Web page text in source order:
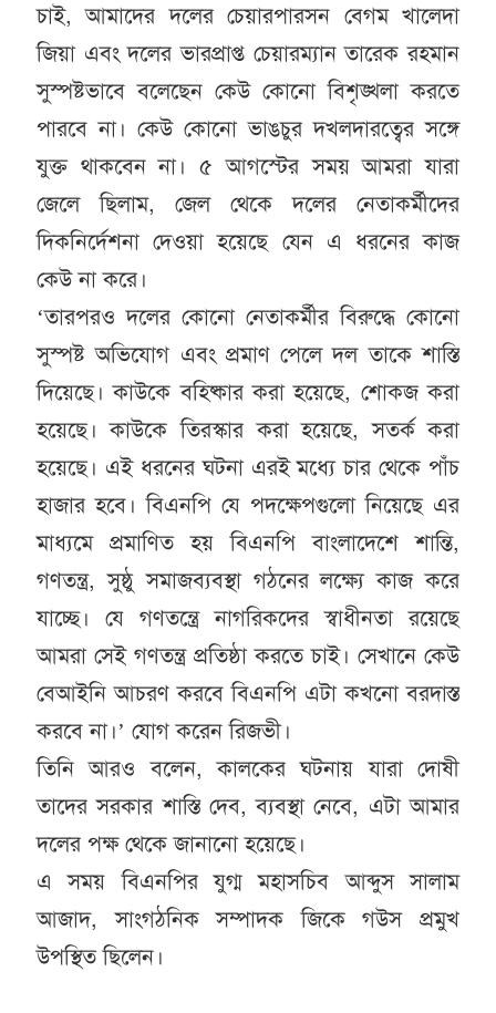
চাই, আমাদের দলের চেয়ারপারসন বেগম খালেদা
জিয়া এবং দলের ভারপ্রাপ্ত চেয়ারম্যান তারেক রহমান
সুস্পষ্টভাবে বলেছেন কেউ কোনো বিশৃঙ্খলা করতে
পারবে না। কেউ কোনো ভাঙচুর দখলদারত্বের সঙ্গে
যুক্ত থাকবেন না। ৫ আগস্টের সময় আমরা যারা
জেলে ছিলাম, জেল থেকে দলের নেতাকর্মীদের
দিকনির্দেশনা দেওয়া হয়েছে যেন এ ধরনের কাজ
কেউ না করে।
‘তারপরও দলের কোনো নেতাকর্মীর বিরুদ্ধে কোনো
সুস্পষ্ট অভিযোগ এবং প্রমাণ পেলে দল তাকে শাস্তি
দিয়েছে। কাউকে বহিষ্কার করা হয়েছে, শোকজ করা
হয়েছে। কাউকে তিরস্কার করা হয়েছে, সতর্ক করা
হয়েছে। এই ধরনের ঘটনা এরই মধ্যে চার থেকে পাঁচ
হাজার হবে। বিএনপি যে পদক্ষেপগুলো নিয়েছে এর
মাধ্যমে প্রমাণিত হয় বিএনপি বাংলাদেশে শান্তি,
গণতন্ত্র, সুষ্ঠু সমাজব্যবস্থা গঠনের লক্ষ্যে কাজ করে
যাচ্ছে। যে গণতন্ত্রে নাগরিকদের স্বাধীনতা রয়েছে
আমরা সেই গণতন্ত্র প্রতিষ্ঠা করতে চাই। সেখানে কেউ
বেআইনি আচরণ করবে বিএনপি এটা কখনো বরদাস্ত
করবে না।’ যোগ করেন রিজভী।
তিনি আরও বলেন, কালকের ঘটনায় যারা দোষী
তাদের সরকার শাস্তি দেব, ব্যবস্থা নেবে, এটা আমার
দলের পক্ষ থেকে জানানো হয়েছে।
এ সময় বিএনপির যুগ্ম মহাসচিব আব্দুস সালাম
আজাদ, সাংগঠনিক সম্পাদক জিকে গউস প্রমুখ
উপস্থিত ছিলেন।